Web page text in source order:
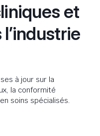
et
à jour sur la
la conformité
soins spécialisés.